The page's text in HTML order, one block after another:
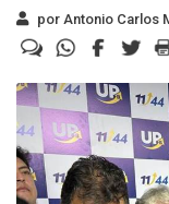
por Antonio Carlos